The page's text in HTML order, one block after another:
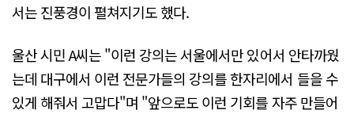
서는 진풍경이 펼쳐지기도 했다.
울산 시민 A씨는 "이런 강의는 서울에서만 있어서 안타까웠
는데 대구에서 이런 전문가들의 강의를 한자리에서 들을 수
있게 해줘서 고맙다"며 "앞으로도 이런 기회를 자주 만들어